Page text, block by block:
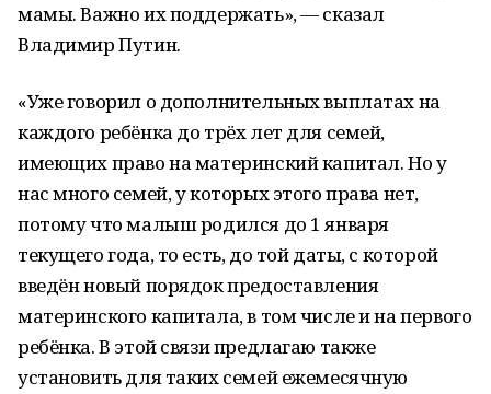
мамы. Важно их поддержать», — сказал
Владимир Путин.
«Уже говорил о дополнительных выплатах на
каждого ребёнка до трёх лет для семей,
имеющих право на материнский капитал. Но у
нас много семей, у которых этого права нет,
потому что малыш родился до 1 января
текущего года, то есть, до той даты, с которой
введён новый порядок предоставления
материнского капитала, в том числе и на первого
ребёнка. В этой связи предлагаю также
установить для таких семей ежемесячную